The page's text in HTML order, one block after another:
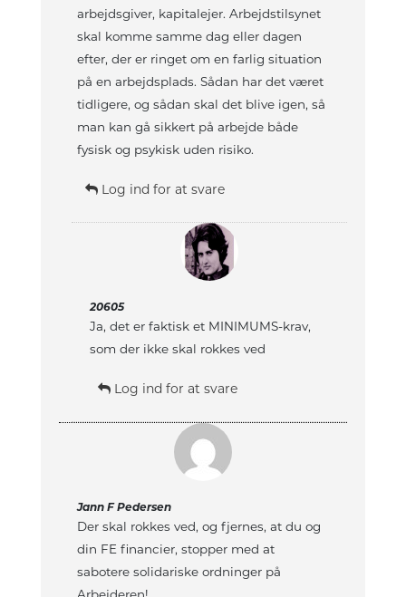
arbejdsgiver, kapitalejer. Arbejdstilsynet
skal komme samme dag eller dagen
efter, der er ringet om en farlig situation
på en arbejdsplads. Sådan har det været
tidligere, og sådan skal det blive igen, så
man kan gå sikkert på arbejde både
fysisk og psykisk uden risiko.
Log ind for at svare
20605
Ja, det er faktisk et MINIMUMS-krav,
som der ikke skal rokkes ved
Log ind for at svare
Jann F Pedersen
Der skal rokkes ved, og fjernes, at du og
din FE financier, stopper med at
sabotere solidariske ordninger på